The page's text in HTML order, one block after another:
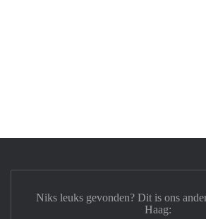
Niks leuks gevonden? Dit is ons
Haag: